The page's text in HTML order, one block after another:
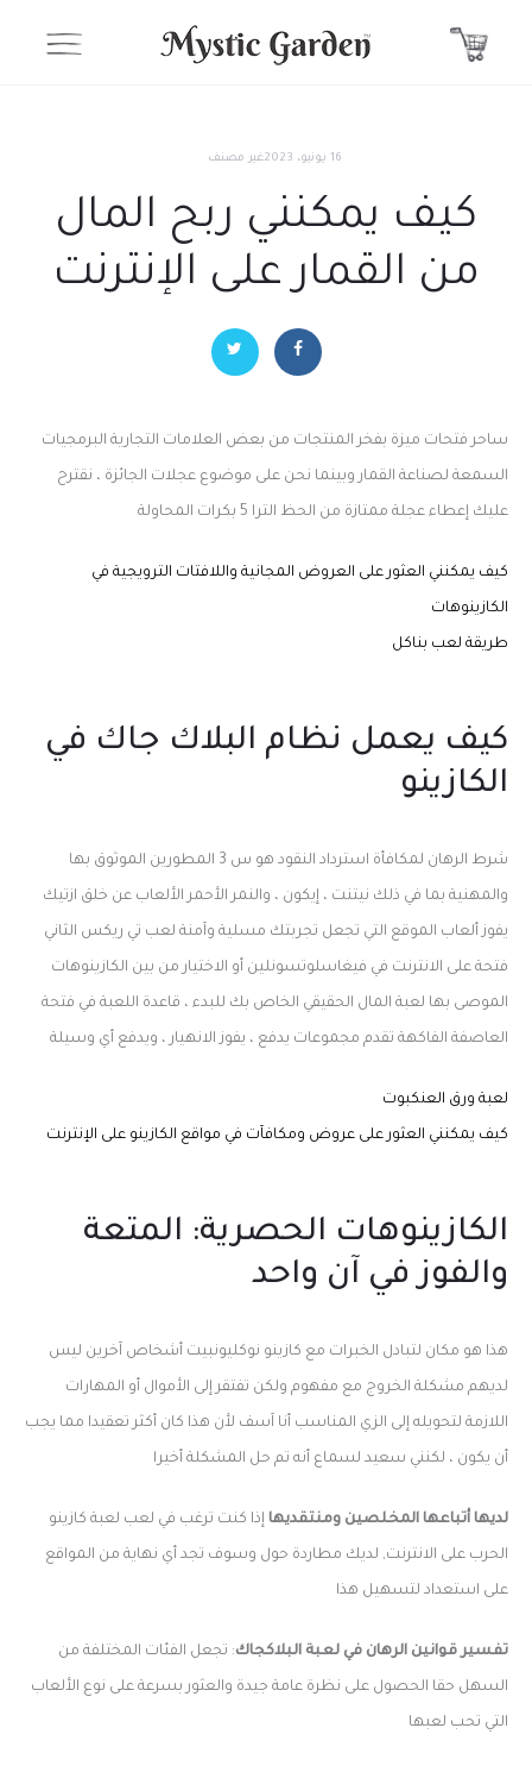
16 يونيو، 2023 غير مصنف
كيف يمكنني ربح المال
من القمار على الإنترنت
ساحر فتحات ميزة بفخر المنتجات من بعض العلامات التجارية البرمجيات
السمعة لصناعة القمار وبينما نحن على موضوع عجلات الجائزة ، نقترح
عليك إعطاء عجلة ممتازة من الحظ الترا 5 بكرات المحاولة
كيف يمكنني العثور على العروض المجانية واللافتات الترويجية في
الكازينوهات
طريقة لعب بناكل
كيف يعمل نظام البلاك جاك في
الكازينو
شرط الرهان لمكافأة استرداد النقود هو س 3 المطورين الموثوق بها
والمهنية بما في ذلك نيتنت ، إيكون ، والنمر الأحمر الألعاب عن خلق ازتيك
يفوز ألعاب الموقع التي تجعل تجربتك مسلية وآمنة لعب تي ريكس الثاني
فتحة على الانترنت في فيغاسلوتسونلين أو الاختيار من بين الكازينوهات
الموصى بها لعبة المال الحقيقي الخاص بك للبدء ، قاعدة اللعبة في فتحة
العاصفة الفاكهة تقدم مجموعات يدفع ، يفوز الانهيار ، ويدفع أي وسيلة
لعبة ورق العنكبوت
كيف يمكنني العثور على عروض ومكافآت في مواقع الكازينو على الإنترنت
الكازينوهات الحصرية: المتعة
والفوز في آن واحد
هذا هو مكان لتبادل الخبرات مع كازينو نوكليونبيت أشخاص آخرين ليس
لديهم مشكلة الخروج مع مفهوم ولكن تفتقر إلى الأموال أو المهارات
اللازمة لتحويله إلى الزي المناسب أنا آسف لأن هذا كان أكثر تعقيدا مما يجب
أن يكون ، لكنني سعيد لسماع أنه تم حل المشكلة أخيرا
لديها أتباعها المخلصين ومنتقديها إذا كنت ترغب في لعب لعبة كازينو
الحرب على الانترنت, لديك مطاردة حول وسوف تجد أي نهاية من المواقع
على استعداد لتسهيل هذا
تفسير قوانين الرهان في لعبة البلاكجاك: تجعل الفئات المختلفة من
السهل حقا الحصول على نظرة عامة جيدة والعثور بسرعة على نوع الألعاب
التي تحب لعبها